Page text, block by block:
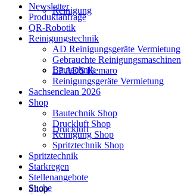
Reinigung
Bautechnik
Druckluft
Shop
Newsletter
Produktanfrage
QR-Robotik
Reinigungstechnik
AD Reinigungsgeräte Vermietung
Gebrauchte Reinigungsmaschinen
LP ADS Kemaro
Reinigungsgeräte Vermietung
Sachsenclean 2026
Shop
Bautechnik Shop
Druckluft Shop
Reinigung Shop
Spritztechnik Shop
Spritztechnik
Starkregen
Stellenangebote
Suche